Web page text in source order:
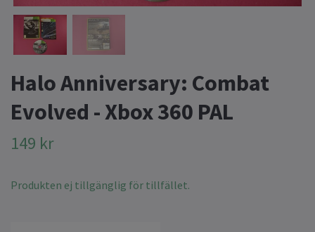
Halo Anniversary: Combat
Evolved - Xbox 360 PAL
149 kr
Produkten ej tillgänglig för tillfället.